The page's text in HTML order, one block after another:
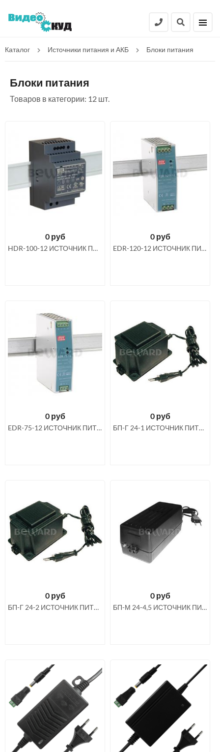
Каталог Источники питания и АКБ Блоки питания
Блоки питания
Товаров в категории: 12 шт.
0 руб
HDR-100-12 ИСТОЧНИК ПИТАНИЯ 12 В 8 А С КРЕПЛЕНИЕМ НА DIN РЕЙКУ
0 руб
EDR-120-12 ИСТОЧНИК ПИТАНИЯ 12 В 10 А С КРЕПЛЕНИЕМ НА DIN РЕЙКУ
0 руб
EDR-75-12 ИСТОЧНИК ПИТАНИЯ 12 В 6 А НА DIN РЕЙКУ
0 руб
БП-Г 24-1 ИСТОЧНИК ПИТАНИЯ 24 В 1 А ПЕРЕМЕННОГО ТОКА
0 руб
БП-Г 24-2 ИСТОЧНИК ПИТАНИЯ 24 В 2 А ПЕРЕМЕННОГО ТОКА
0 руб
БП-М 24-4,5 ИСТОЧНИК ПИТАНИЯ 24 В 4.5 А ПЕРЕМЕННОГО ТОКА